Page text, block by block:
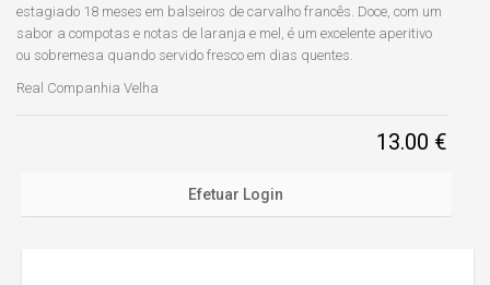
estagiado 18 meses em balseiros de carvalho francês. Doce, com um
sabor a compotas e notas de laranja e mel, é um excelente aperitivo
ou sobremesa quando servido fresco em dias quentes.
Real Companhia Velha
13.00 €